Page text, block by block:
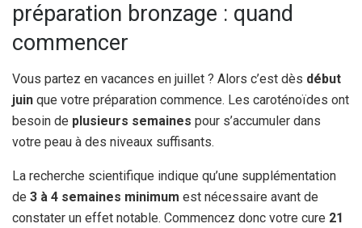
préparation bronzage : quand
commencer
Vous partez en vacances en juillet ? Alors c’est dès début
juin que votre préparation commence. Les caroténoïdes ont
besoin de plusieurs semaines pour s’accumuler dans
votre peau à des niveaux suffisants.
La recherche scientifique indique qu’une supplémentation
de 3 à 4 semaines minimum est nécessaire avant de
constater un effet notable. Commencez donc votre cure 21